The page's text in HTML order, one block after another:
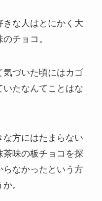
な人はとにかく大
チョコ。
気づいた頃にはカゴ
たなんてことはな
方にはたまらない
味の板チョコを探
らなかったという方
。